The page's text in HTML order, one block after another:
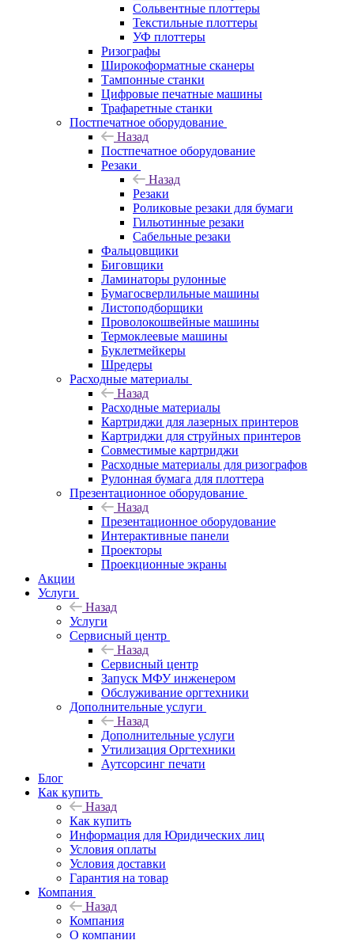
Сольвентные плоттеры
Текстильные плоттеры
УФ плоттеры
Ризографы
Широкоформатные сканеры
Тампонные станки
Цифровые печатные машины
Трафаретные станки
Постпечатное оборудование
Назад
Постпечатное оборудование
Резаки
Назад
Резаки
Роликовые резаки для бумаги
Гильотинные резаки
Сабельные резаки
Фальцовщики
Биговщики
Ламинаторы рулонные
Бумагосверлильные машины
Листоподборщики
Проволокошвейные машины
Термоклеевые машины
Буклетмейкеры
Шредеры
Расходные материалы
Назад
Расходные материалы
Картриджи для лазерных принтеров
Картриджи для струйных принтеров
Совместимые картриджи
Расходные материалы для ризографов
Рулонная бумага для плоттера
Презентационное оборудование
Назад
Презентационное оборудование
Интерактивные панели
Проекторы
Проекционные экраны
Акции
Услуги
Назад
Услуги
Сервисный центр
Назад
Сервисный центр
Запуск МФУ инженером
Обслуживание оргтехники
Дополнительные услуги
Назад
Дополнительные услуги
Утилизация Оргтехники
Аутсорсинг печати
Блог
Как купить
Назад
Как купить
Информация для Юридических лиц
Условия оплаты
Условия доставки
Гарантия на товар
Компания
Назад
Компания
О компании